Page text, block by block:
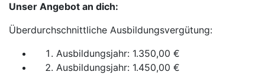
Unser Angebot an dich:
Überdurchschnittliche Ausbildungsvergütung:
Ausbildungsjahr: 1.350,00 €
Ausbildungsjahr: 1.450,00 €